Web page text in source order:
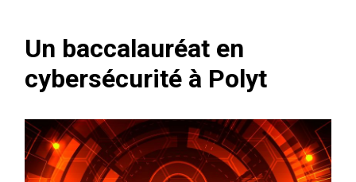
Un baccalauréat en
cybersécurité à Polyt